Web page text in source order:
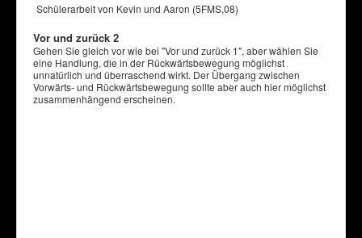
Schülerarbeit von Kevin und Aaron (5FMS,08)
Vor und zurück 2
Gehen Sie gleich vor wie bei "Vor und zurück 1", aber wählen Sie
eine Handlung, die in der Rückwärtsbewegung möglichst
unnatürlich und überraschend wirkt. Der Übergang zwischen
Vorwärts- und Rückwärtsbewegung sollte aber auch hier möglichst
zusammenhängend erscheinen.